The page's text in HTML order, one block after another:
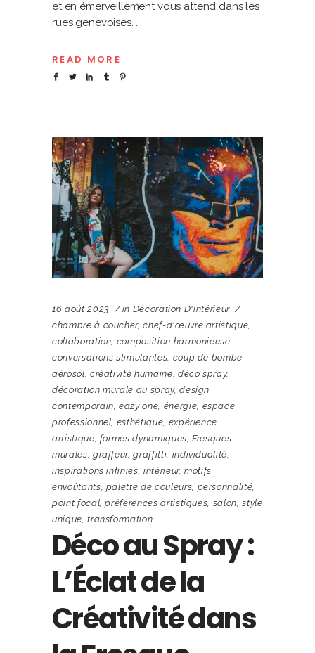
et en émerveillement vous attend dans les
rues genevoises.
READ MORE
16 août 2023 in Décoration D'intérieur
chambre à coucher,chef-d'œuvre artistique
collaboration composition harmonieuse
conversations stimulantes coup de bombe
aérosol créativité humaine déco spray,
décoration murale au spray,design
contemporain ,eazy one énergie espace
professionnel esthétique expérience
artistique formes dynamiques ,Fresques
murales graffeur,graffitti individualité
inspirations infinies intérieur,motifs
envoûtants palette de couleurs personnalité
point focal ,préférences artistiques salon ,style
unique ,transformation
Déco au Spray :
L’Éclat de la
Créativité dans